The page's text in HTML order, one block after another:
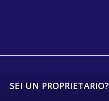
SEI UN PROPRIETARIO?